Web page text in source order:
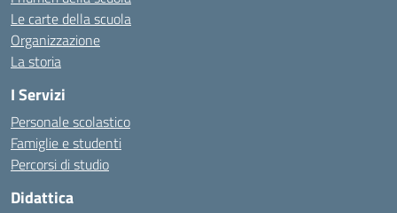
Le carte della scuola
Organizzazione
La storia
I Servizi
Personale scolastico
Famiglie e studenti
Percorsi di studio
Didattica